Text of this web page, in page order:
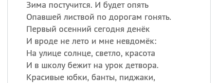
Зима постучится. И будет опять
Опавшей листвой по дорогам гонять.
Первый осенний сегодня денёк
И вроде не лето и мне невдомёк:
На улице солнце, светло, красота
И в школу бежит на урок детвора.
Красивые юбки, банты, пиджаки,
09.08
(Smokey Bear Day)
ИМЕНА
Сегодня празднуют именины